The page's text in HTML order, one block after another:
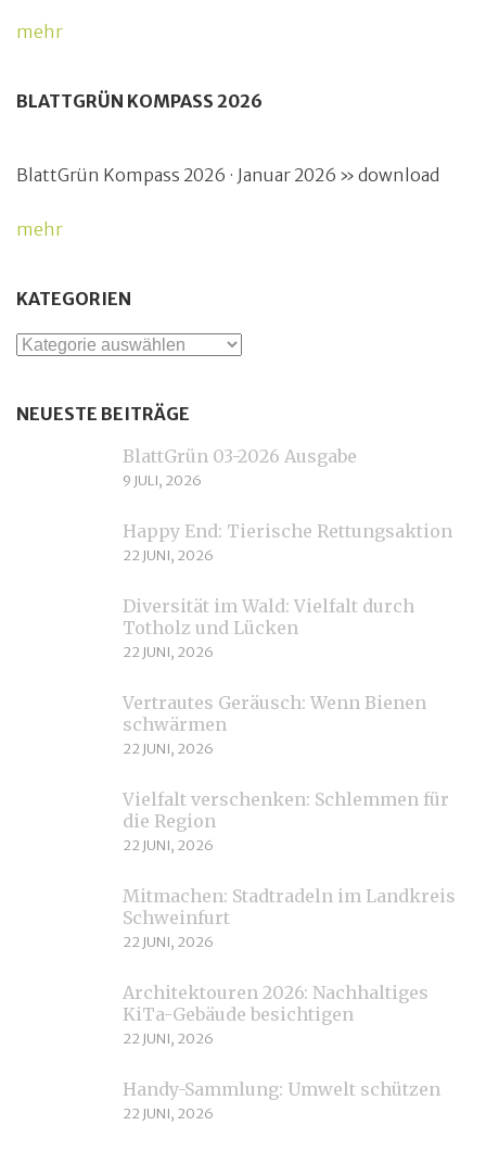
mehr
BLATTGRÜN KOMPASS 2026
BlattGrün Kompass 2026 · Januar 2026 » download
mehr
KATEGORIEN
Kategorien
NEUESTE BEITRÄGE
BlattGrün 03-2026 Ausgabe
9 JULI, 2026
Happy End: Tierische Rettungsaktion
22 JUNI, 2026
Diversität im Wald: Vielfalt durch
Totholz und Lücken
22 JUNI, 2026
Vertrautes Geräusch: Wenn Bienen
schwärmen
22 JUNI, 2026
Vielfalt verschenken: Schlemmen für
die Region
22 JUNI, 2026
Mitmachen: Stadtradeln im Landkreis
Schweinfurt
22 JUNI, 2026
Architektouren 2026: Nachhaltiges
KiTa-Gebäude besichtigen
22 JUNI, 2026
Handy-Sammlung: Umwelt schützen
22 JUNI, 2026